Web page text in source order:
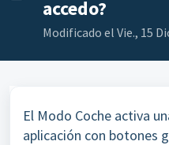
accedo?
Modificado el Vie., 15
El Modo Coche activa
aplicación con botones